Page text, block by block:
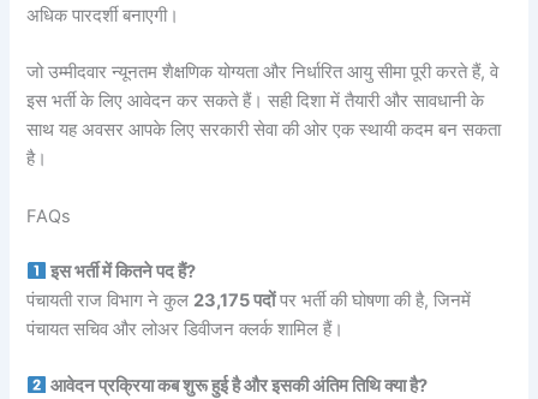
अधिक पारदर्शी बनाएगी।
जो उम्मीदवार न्यूनतम शैक्षणिक योग्यता और निर्धारित आयु सीमा पूरी करते हैं, वे
इस भर्ती के लिए आवेदन कर सकते हैं। सही दिशा में तैयारी और सावधानी के
साथ यह अवसर आपके लिए सरकारी सेवा की ओर एक स्थायी कदम बन सकता
है।
FAQs
इस भर्ती में कितने पद हैं?
पंचायती राज विभाग ने कुल 23,175 पदोंपर भर्ती की घोषणा की है, जिनमें
पंचायत सचिव और लोअर डिवीजन क्लर्क शामिल हैं।
आवेदन प्रक्रिया कब शुरू हुई है और इसकी अंतिम तिथि क्या है?